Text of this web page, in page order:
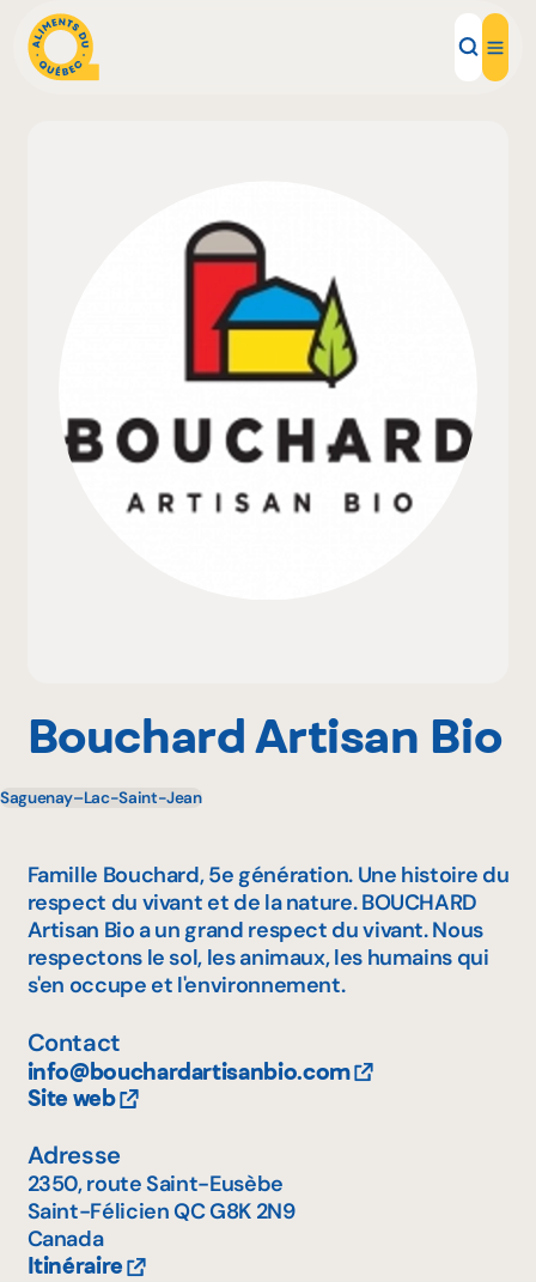
Recettes
Inspirations d'ici
Restaurants
Institutions
À propos
Bouchard Artisan Bio
Saguenay–Lac-Saint-Jean
Famille Bouchard, 5e génération. Une histoire du
respect du vivant et de la nature. BOUCHARD
Artisan Bio a un grand respect du vivant. Nous
respectons le sol, les animaux, les humains qui
s'en occupe et l'environnement.
Contact
info@bouchardartisanbio.com
Site web
Adresse
2350, route Saint-Eusèbe
Saint-FélicienQCG8K 2N9
Canada
Itinéraire